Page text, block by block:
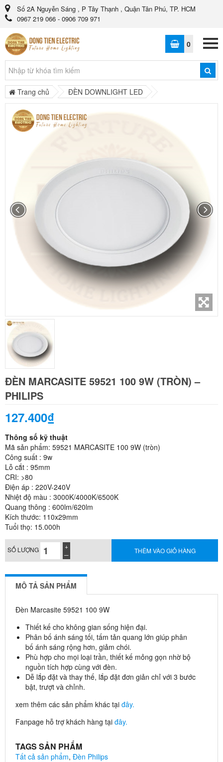
Số 2A Nguyễn Sáng , P Tây Thạnh , Quận Tân Phú, TP. HCM
0967 219 066 - 0906 709 971
0
Trang chủ ĐÈN DOWNLIGHT LED
ĐÈN MARCASITE 59521 100 9W (TRÒN) –
PHILIPS
127.400₫
Thông số kỹ thuật
Mã sản phẩm: 59521 MARCASITE 100 9W (tròn)
Công suất : 9w
Lỗ cắt : 95mm
CRI: >80
Điện áp : 220V-240V
Nhiệt độ màu : 3000K/4000K/6500K
Quang thông : 600lm/620lm
Kích thước: 110x29mm
Tuổi thọ: 15.000h
SỐ LƯỢNG THÊM VÀO GIỎ HÀNG
MÔ TẢ SẢN PHẨM
Đèn Marcasite 59521 100 9W
Thiết kế cho không gian sống hiện đại.
Phân bố ánh sáng tối, tấm tản quang lớn giúp phân
bố ánh sáng rộng hơn, giảm chói.
Phù hợp cho mọi loại trần, thiết kế mỏng gọn nhờ bộ
nguồn tích hợp cùng với đèn.
Dễ lắp đặt và thay thế, lắp đặt đơn giản chỉ với 3 bước
bật, trượt và chỉnh.
xem thêm các sản phẩm khác tại đây.
Fanpage hỗ trợ khách hàng tại đây.
TAGS SẢN PHẨM
Tất cả sản phẩm, Đèn Philips